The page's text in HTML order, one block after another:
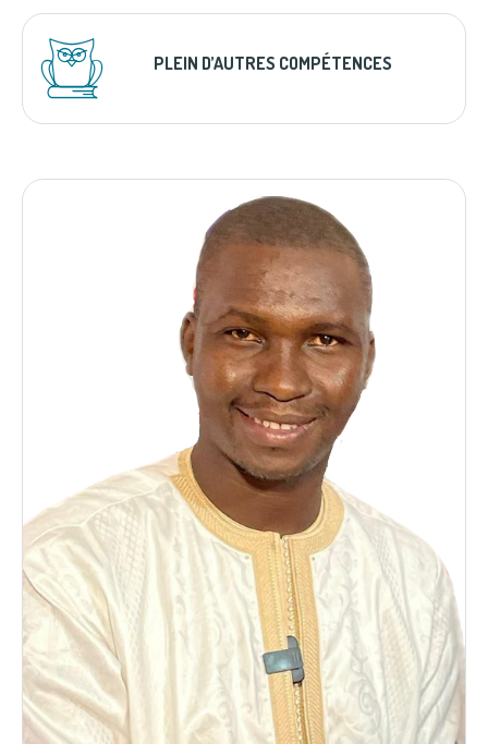
PLEIN D’AUTRES COMPÉTENCES